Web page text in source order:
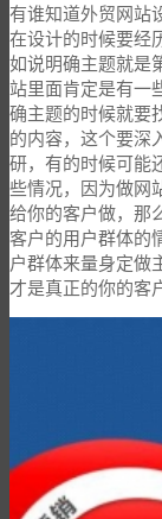
有谁知道外贸网站
在设计的时候要经
如说明确主题就是
站里面肯定是有一
确主题的时候就要
的内容，这个要深
研，有的时候可能
些情况，因为做网
给你的客户做，那
客户的用户群体的
户群体来量身定做
才是真正的你的客